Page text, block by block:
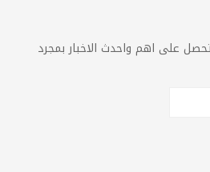
على اهم واحدث الاخبار بمجرد